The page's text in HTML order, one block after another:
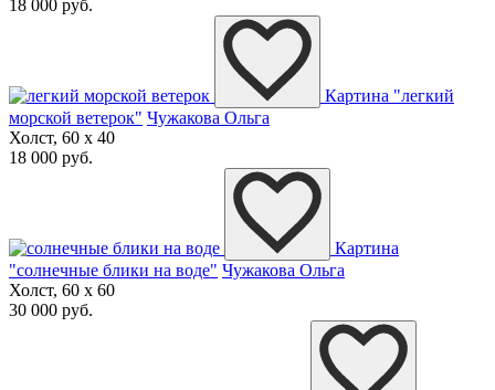
18 000 руб.
Картина "легкий
морской ветерок" Чужакова Ольга
Холст, 60 x 40
18 000 руб.
Картина
"солнечные блики на воде" Чужакова Ольга
Холст, 60 x 60
30 000 руб.